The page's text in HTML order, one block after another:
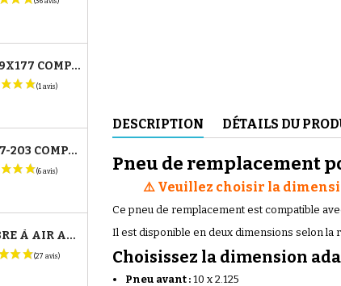
(46 avis)
PNEU 39X177 COMPATIBLE POUSSETTE BUGABOO DONKEY - POUR ROUE AVANT
PNEU 47-203 COMPATIBLE POUSSETTE BUGABOO DONKEY - POUR ROUE ARRIÈRE
CHAMBRE À AIR ARRIÈRE POUSSETTE WHIZZ RED CASTLE
DESCRIPTION DÉTAILS DU
Pneu de remplacement
⚠️ Veuillez choisir la
Ce pneu de remplacement est compatible
Il est disponible en deux dimensions selon la
Choisissez la dimension
Pneu avant : 10 x 2.125